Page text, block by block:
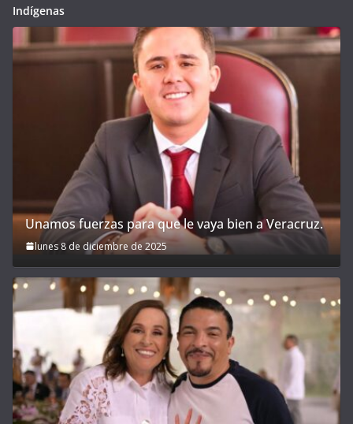
Indígenas
Unamos fuerzas para que le vaya bien a Veracruz.
lunes 8 de diciembre de 2025